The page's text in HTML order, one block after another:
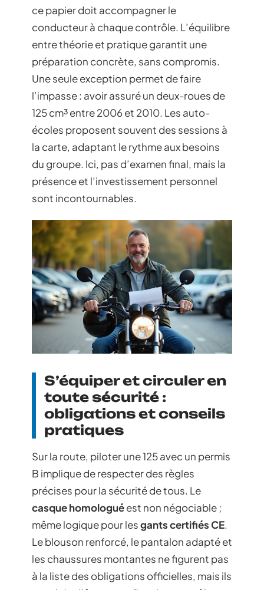
ce papier doit accompagner le
conducteur à chaque contrôle. L’équilibre
entre théorie et pratique garantit une
préparation concrète, sans compromis.
Une seule exception permet de faire
l’impasse : avoir assuré un deux-roues de
125 cm³ entre 2006 et 2010. Les auto-
écoles proposent souvent des sessions à
la carte, adaptant le rythme aux besoins
du groupe. Ici, pas d’examen final, mais la
présence et l’investissement personnel
sont incontournables.
S’équiper et circuler en
toute sécurité :
obligations et conseils
pratiques
Sur la route, piloter une 125 avec un permis
B implique de respecter des règles
précises pour la sécurité de tous. Le
casque homologuéest non négociable ;
même logique pour lesgants certifiés CE.
Le blouson renforcé, le pantalon adapté et
les chaussures montantes ne figurent pas
à la liste des obligations officielles, mais ils